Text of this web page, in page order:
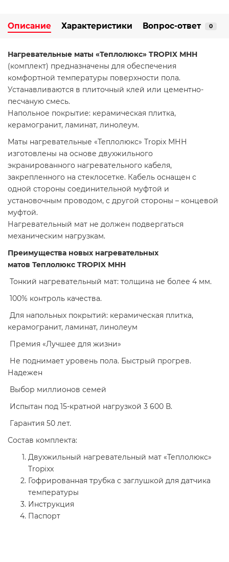
Описание Характеристики Вопрос-ответ 0
Нагревательные маты «Теплолюкс» TROPIX МНН
(комплект) предназначены для обеспечения
комфортной температуры поверхности пола.
Устанавливаются в плиточный клей или цементно-
песчаную смесь.
Напольное покрытие: керамическая плитка,
керамогранит, ламинат, линолеум.
Маты нагревательные «Теплолюкс» Tropix МНН
изготовлены на основе двухжильного
экранированного нагревательного кабеля,
закрепленного на стеклосетке. Кабель оснащен с
одной стороны соединительной муфтой и
установочным проводом, с другой стороны – концевой
муфтой.
Нагревательный мат не должен подвергаться
механическим нагрузкам.
Преимущества новых нагревательных
матов Теплолюкс TROPIX МНН
Тонкий нагревательный мат: толщина не более 4 мм.
100% контроль качества.
Для напольных покрытий: керамическая плитка,
керамогранит, ламинат, линолеум
Премия «Лучшее для жизни»
Не поднимает уровень пола. Быстрый прогрев.
Надежен
Выбор миллионов семей
Испытан под 15-кратной нагрузкой 3 600 В.
Гарантия 50 лет.
Состав комплекта:
Двухжильный нагревательный мат «Теплолюкс»
Tropixx
Гофрированная трубка с заглушкой для датчика
температуры
Инструкция
Паспорт